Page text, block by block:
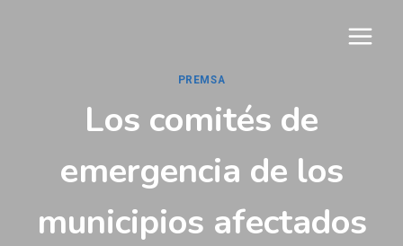
PREMSA
Los comités de
emergencia de los
municipios afectados